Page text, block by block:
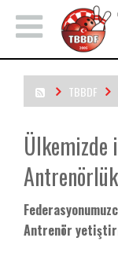
TBBDF
Ülkemizde
Antrenör